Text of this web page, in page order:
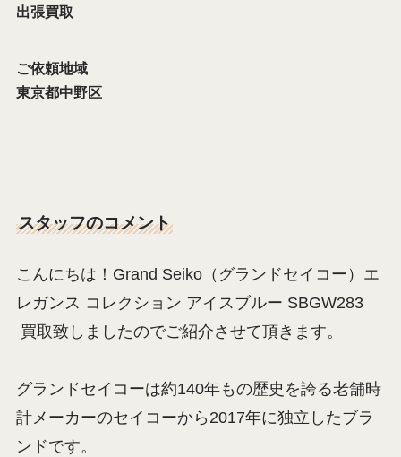
出張買取
ご依頼地域
東京都中野区
スタッフのコメント
こんにちは！Grand Seiko（グランドセイコー）エ
レガンス コレクション アイスブルー SBGW283
買取致しましたのでご紹介させて頂きます。
グランドセイコーは約140年もの歴史を誇る老舗時
計メーカーのセイコーから2017年に独立したブラ
ンドです。